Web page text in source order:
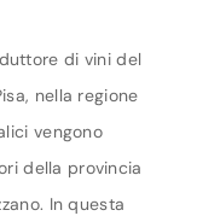
di vini del
nella regione
vengono
della provincia
In questa